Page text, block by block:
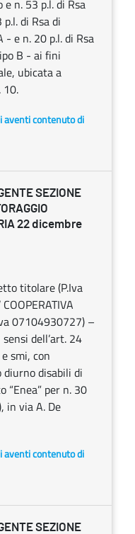
e n. 53 p.l. di Rsa
di Rsa di
e n. 20 p.l. di Rsa
B - ai fini
ubicata a
10.
aventi contenuto di
SEZIONE
22 dicembre
titolare (P.Iva
07104930727) –
dell’art. 24
smi, con
diurno disabili di
“Enea” per n. 30
in via A. De
aventi contenuto di
SEZIONE